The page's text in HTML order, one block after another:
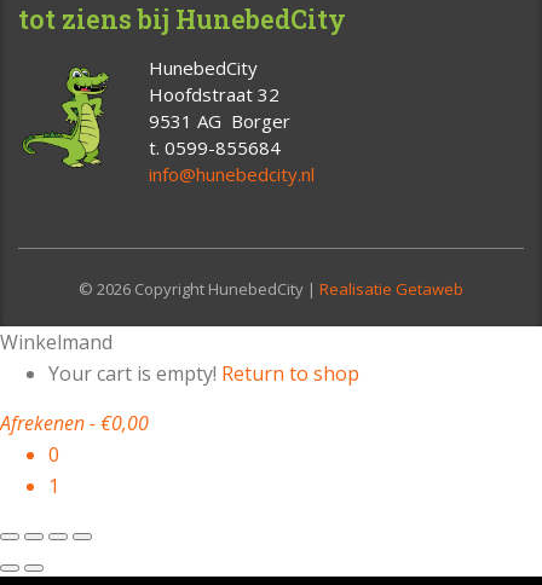
tot ziens bij HunebedCity
HunebedCity
Hoofdstraat 32
9531 AG Borger
t. 0599-855684
info@hunebedcity.nl
© 2026 Copyright HunebedCity | Realisatie Getaweb
Winkelmand
Your cart is empty! Return to shop
Afrekenen-€0,00
0
1